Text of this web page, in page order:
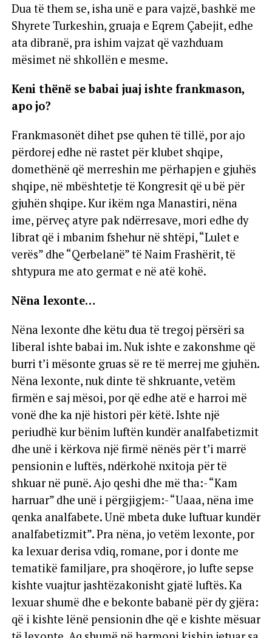
Dua të them se, isha unë e para vajzë, bashkë me
Shyrete Turkeshin, gruaja e Eqrem Çabejit, edhe
ata dibranë, pra ishim vajzat që vazhduam
mësimet në shkollën e mesme.
Keni thënë se babai juaj ishte frankmason,
apo jo?
Frankmasonët dihet pse quhen të tillë, por ajo
përdorej edhe në rastet për klubet shqipe,
domethënë që merreshin me përhapjen e gjuhës
shqipe, në mbështetje të Kongresit që u bë për
gjuhën shqipe. Kur ikëm nga Manastiri, nëna
ime, përveç atyre pak ndërresave, mori edhe dy
librat që i mbanim fshehur në shtëpi, “Lulet e
verës” dhe “Qerbelanë” të Naim Frashërit, të
shtypura me ato germat e në atë kohë.
Nëna lexonte…
Nëna lexonte dhe këtu dua të tregoj përsëri sa
liberal ishte babai im. Nuk ishte e zakonshme që
burri t’i mësonte gruas së re të merrej me gjuhën.
Nëna lexonte, nuk dinte të shkruante, vetëm
firmën e saj mësoi, por që edhe atë e harroi më
vonë dhe ka një histori për këtë. Ishte një
periudhë kur bënim luftën kundër analfabetizmit
dhe unë i kërkova një firmë nënës për t’i marrë
pensionin e luftës, ndërkohë nxitoja për të
shkuar në punë. Ajo qeshi dhe më tha:- “Kam
harruar” dhe unë i përgjigjem:- “Uaaa, nëna ime
qenka analfabete. Unë mbeta duke luftuar kundër
analfabetizmit”. Pra nëna, jo vetëm lexonte, por
ka lexuar derisa vdiq, romane, por i donte me
tematikë familjare, pra shoqërore, jo lufte sepse
kishte vuajtur jashtëzakonisht gjatë luftës. Ka
lexuar shumë dhe e bekonte babanë për dy gjëra:
që i kishte lënë pensionin dhe që e kishte mësuar